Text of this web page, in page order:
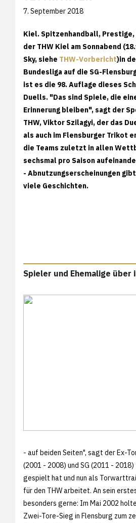
7. September 2018
Kiel. Spitzenhandball, Prestige,
der THW Kiel am Sonnabend
Sky, siehe THW-Vorbericht)in
Bundesliga auf die SG-
ist es die 98. Auflage dieses
Duells. "Das sind Spiele, die
Erinnerung bleiben", sagt der
THW, Viktor Szilagyi, der das
als auch im Flensburger Trikot
die Teams zuletzt in allen
sechsmal pro Saison
- Abnutzungserscheinungen
viele Geschichten.
Spieler und Ehemalige über
- auf beiden Seiten", sagt der Ex-
(2001 - 2008) und SG (2011 -
gespielt hat und nun als
für den THW arbeitet. An sein
besonders gerne: Im Mai 2002
Zwei-Tore-Sieg in Flensburg zum